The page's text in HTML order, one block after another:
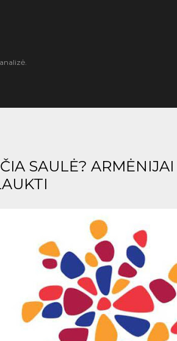
SAULĖ?